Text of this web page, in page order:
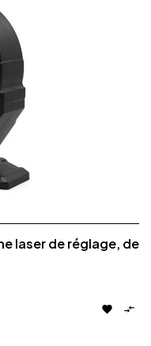
laser de réglage, de
 